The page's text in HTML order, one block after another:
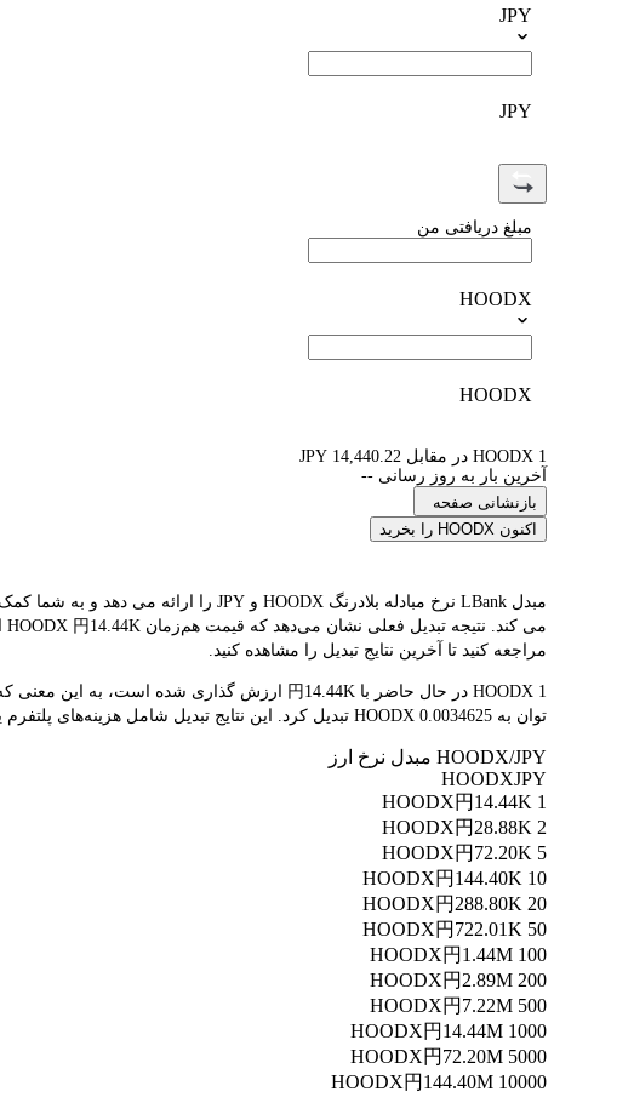
JPY
JPY
مبلغ دریافتی من
HOODX
HOODX
1 HOODX در مقابل 14,440.22 JPY
آخرین بار به روز رسانی --
بازنشانی صفحه
اکنون HOODX را بخرید
مراجعه کنید تا آخرین نتایج تبدیل را مشاهده کنید.
توان به 0.0034625 HOODX تبدیل کرد. این نتایج تبدیل شامل هزینه‌های پلتفرم یا هزینه‌های ماینر نمی‌شود.
HOODX/JPY مبدل نرخ ارز
HOODXJPY
1 HOODX
円14.44K
2 HOODX
円28.88K
5 HOODX
円72.20K
10 HOODX
円144.40K
20 HOODX
円288.80K
50 HOODX
円722.01K
100 HOODX
円1.44M
200 HOODX
円2.89M
500 HOODX
円7.22M
1000 HOODX
円14.44M
5000 HOODX
円72.20M
10000 HOODX
円144.40M